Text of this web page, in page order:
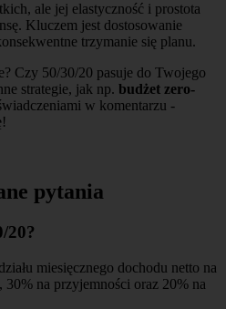
ale jej elastyczność i prostota
Kluczem jest dostosowanie
trzymanie się planu.
Czy 50/30/20 pasuje do Twojego
strategie, jak np. budżet zero-
w komentarzu -
pytania
20?
miesięcznego dochodu netto na
na przyjemności oraz 20% na